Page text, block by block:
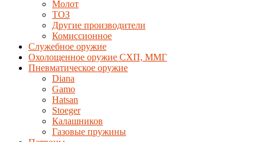
Молот
ТОЗ
Другие производители
Комиссионное
Служебное оружие
Охолощенное оружие СХП, ММГ
Пневматическое оружие
Diana
Gamo
Hatsan
Stoeger
Калашников
Газовые пружины